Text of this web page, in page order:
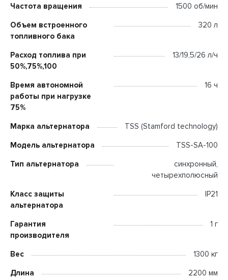
Частота вращения 1500 об/мин
Объем встроенного
топливного бака
320 л
Расход топлива при
50%,75%,100
13/19,5/26 л/ч
Время автономной
работы при нагрузке
75%
16 ч
Марка альтернатора TSS (Stamford technology)
Модель альтернатора TSS-SA-100
Тип альтернатора
синхронный,
четырехполюсный
Класс защиты
альтернатора
IP21
Гарантия
производителя
1 г
Вес 1300 кг
Длина 2200 мм